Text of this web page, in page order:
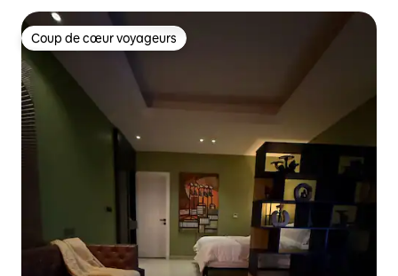
Coup de cœur voyageurs
Coup de cœur voyageurs